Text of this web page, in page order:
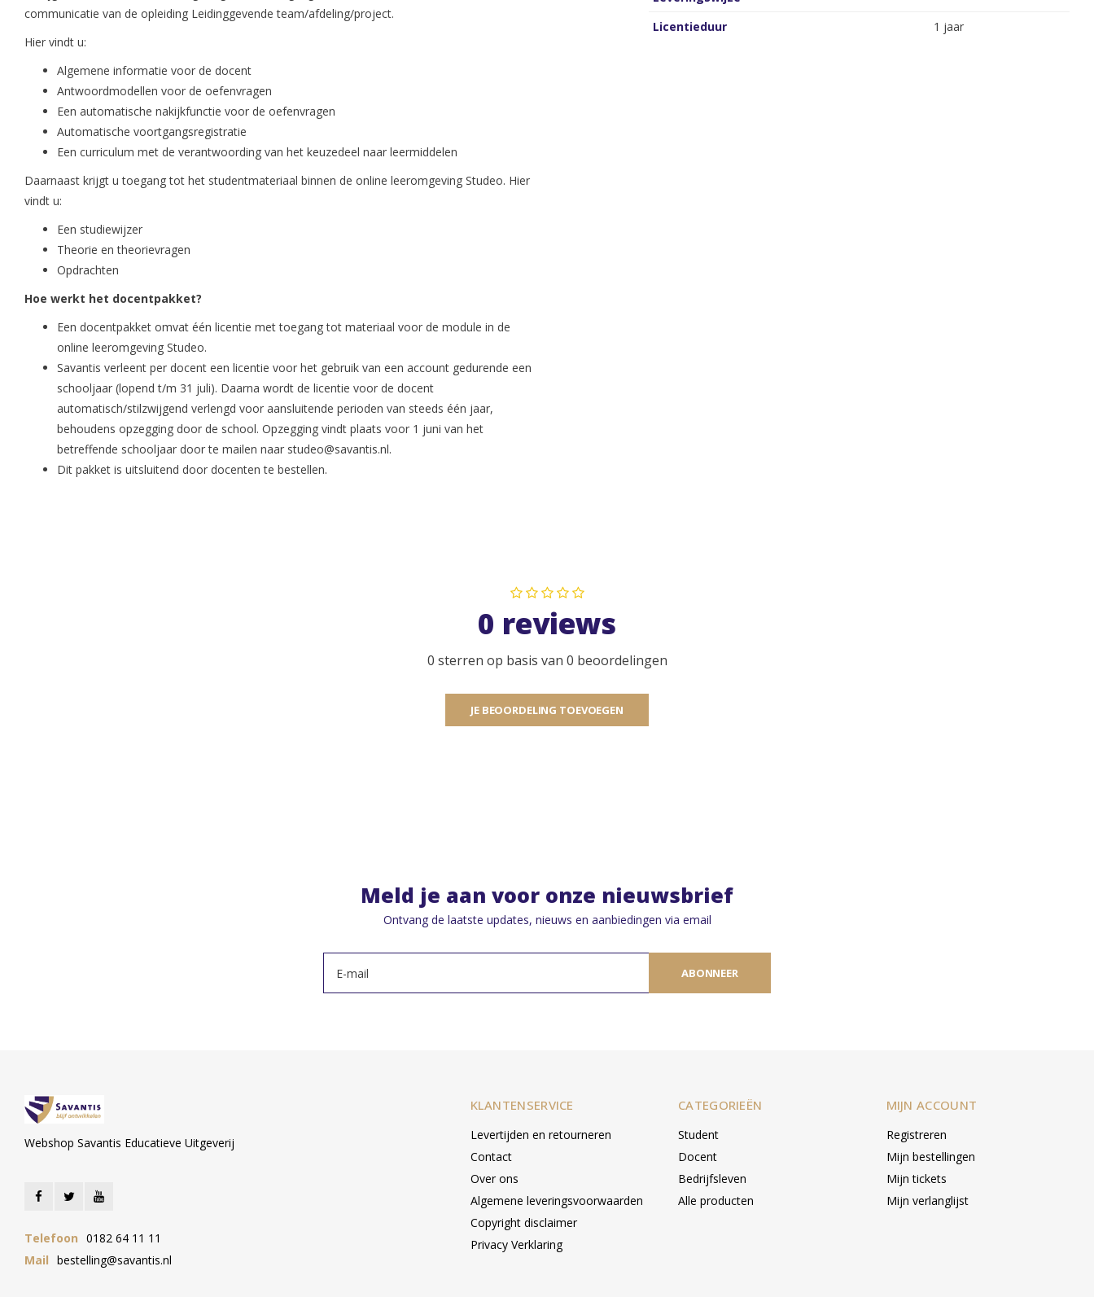
communicatie van de opleiding Leidinggevende team/afdeling/project.
Hier vindt u:
Algemene informatie voor de docent
Antwoordmodellen voor de oefenvragen
Een automatische nakijkfunctie voor de oefenvragen
Automatische voortgangsregistratie
Een curriculum met de verantwoording van het keuzedeel naar leermiddelen
Daarnaast krijgt u toegang tot het studentmateriaal binnen de online leeromgeving Studeo. Hier
vindt u:
Een studiewijzer
Theorie en theorievragen
Opdrachten
Hoe werkt het docentpakket?
Een docentpakket omvat één licentie met toegang tot materiaal voor de module in de
online leeromgeving Studeo.
Savantis verleent per docent een licentie voor het gebruik van een account gedurende een
schooljaar (lopend t/m 31 juli). Daarna wordt de licentie voor de docent
automatisch/stilzwijgend verlengd voor aansluitende perioden van steeds één jaar,
behoudens opzegging door de school. Opzegging vindt plaats voor 1 juni van het
betreffende schooljaar door te mailen naar studeo@savantis.nl.
Dit pakket is uitsluitend door docenten te bestellen.
Licentieduur
1 jaar
0 reviews
0 sterren op basis van 0 beoordelingen
JE BEOORDELING TOEVOEGEN
Meld je aan voor onze nieuwsbrief
Ontvang de laatste updates, nieuws en aanbiedingen via email
ABONNEER
Webshop Savantis Educatieve Uitgeverij
Telefoon 0182 64 11 11
Mail bestelling@savantis.nl
KLANTENSERVICE
Levertijden en retourneren
Contact
Over ons
Algemene leveringsvoorwaarden
Copyright disclaimer
Privacy Verklaring
CATEGORIEËN
Student
Docent
Bedrijfsleven
Alle producten
MIJN ACCOUNT
Registreren
Mijn bestellingen
Mijn tickets
Mijn verlanglijst